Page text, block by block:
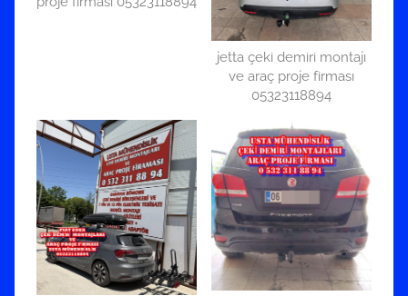
jetta çeki demiri montajı
ve araç proje firması
05323118894